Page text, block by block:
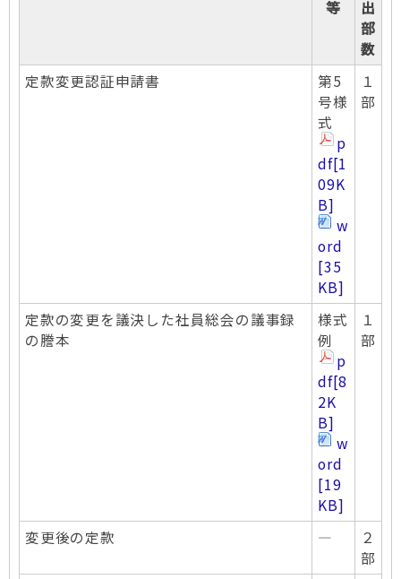
等
出
部
数
定款変更認証申請書
第5
号様
式
p
df[1
09K
B]
w
ord
[35
KB]
１
部
定款の変更を議決した社員総会の議事録
の謄本
様式
例
p
df[8
2K
B]
w
ord
[19
KB]
１
部
変更後の定款 ―
２
部